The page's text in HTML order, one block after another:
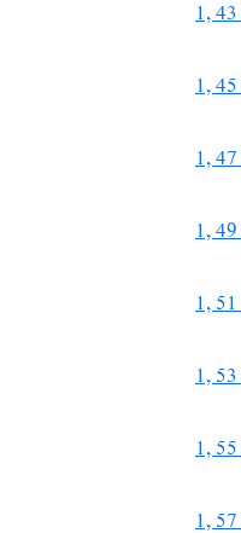
1,
1,
1,
1,
1,
1,
1,
1,